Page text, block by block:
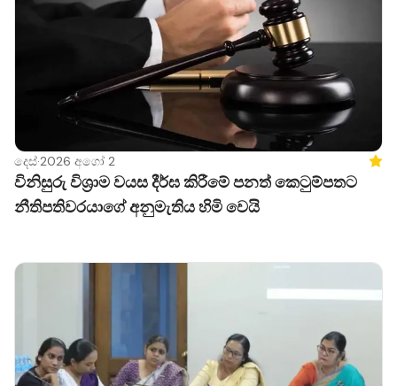
දෙස්·2026 අගෝ 2
විනිසුරු විශ්‍රාම වයස දීර්ඝ කිරීමේ පනත් කෙටුම්පතට
නීතිපතිවරයාගේ අනුමැතිය හිමි වෙයි